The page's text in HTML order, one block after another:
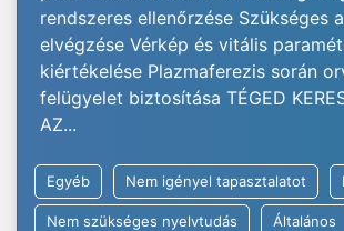
rendszeres ellenőrzése Szükséges
elvégzése Vérkép és vitális
kiértékelése Plazmaferezis során
felügyelet biztosítása TÉGED
AZ...
Egyéb Nem igényel tapasztalatot
Nem szükséges nyelvtudás Általános